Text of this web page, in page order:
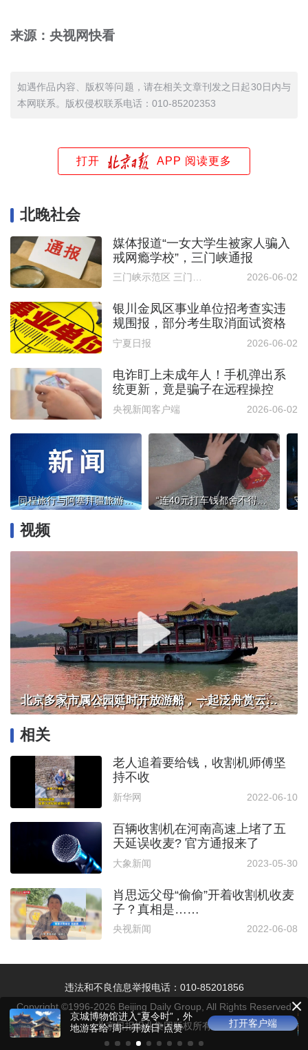
来源：央视网快看
如遇作品内容、版权等问题，请在相关文章刊发之日起30日内与
本网联系。版权侵权联系电话：010-85202353
打开 APP 阅读更多
北晚社会
媒体报道“一女大学生被家人骗入
戒网瘾学校”，三门峡通报
三门峡示范区 三门峡高新区 2026-06-02
银川金凤区事业单位招考查实违
规围报，部分考生取消面试资格
宁夏日报 2026-06-02
电诈盯上未成年人！手机弹出系
统更新，竟是骗子在远程操控
央视新闻客户端 2026-06-02
同程旅行与阿塞拜疆旅游局签署战略合作备忘录 “连40元打车钱都舍不得花的老人，却把100元硬塞给我……”
视频
北京多家市属公园延时开放游船，一起泛舟赏云霞！
相关
老人追着要给钱，收割机师傅坚
持不收
新华网 2022-06-10
百辆收割机在河南高速上堵了五
天延误收麦? 官方通报来了
大象新闻 2023-05-30
肖思远父母“偷偷”开着收割机收麦
子？真相是……
央视新闻 2022-06-08
违法和不良信息举报电话：010-85201856
Copyright ©1996-2026 Beijing Daily Group, All Rights Reserved
北京日报报业集团版权所有
京城博物馆进入“夏令时”，外
地游客给“周一开放日”点赞
打开客户端